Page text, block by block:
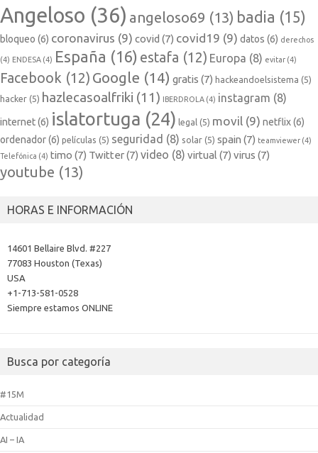
Angeloso (36) angeloso69 (13) badia (15)
bloqueo (6) coronavirus (9) covid (7) covid19 (9) datos (6) derechos
(4) ENDESA (4) España (16) estafa (12) Europa (8) evitar (4)
Facebook (12) Google (14) gratis (7) hackeandoelsistema (5)
hacker (5) hazlecasoalfriki (11) IBERDROLA (4) instagram (8)
internet(6) islatortuga (24) legal (5) movil (9) netflix(6)
ordenador(6) películas (5) seguridad (8) solar (5) spain (7) teamviewer (4)
Telefónica (4) timo (7) Twitter(7) video (8) virtual (7) virus (7)
youtube (13)
HORAS E INFORMACIÓN
14601 Bellaire Blvd. #227
77083 Houston (Texas)
USA
+1-713-581-0528
Siempre estamos ONLINE
Busca por categoría
#15M
Actualidad
AI – IA